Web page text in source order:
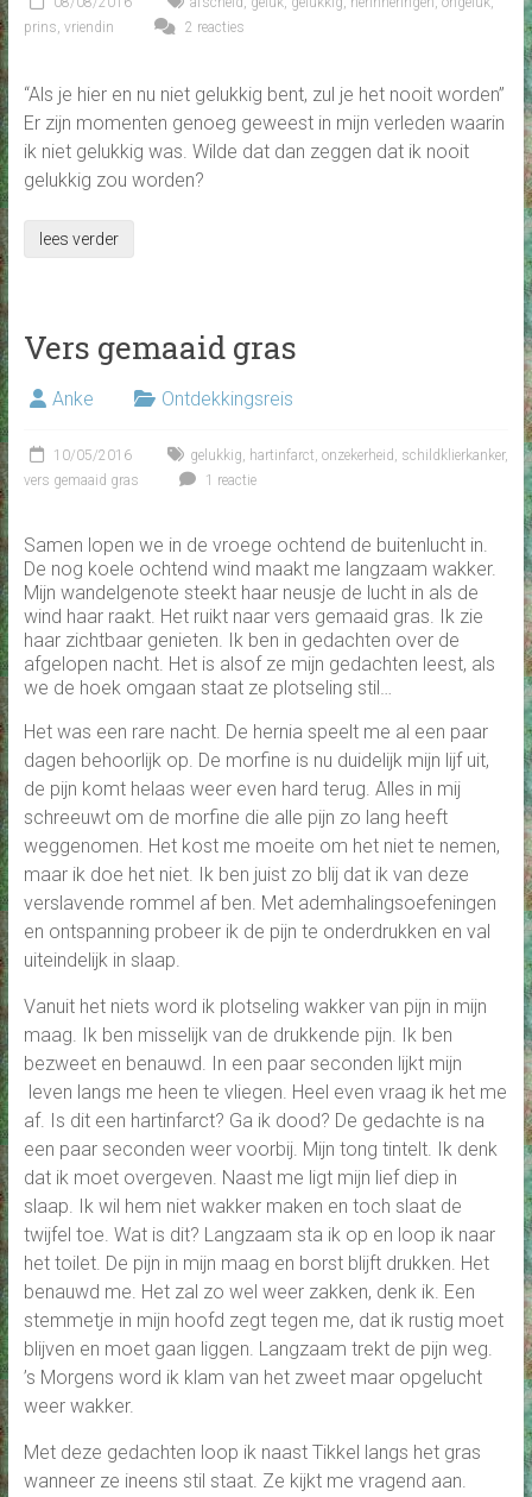
prins, vriendin 2 reacties
“Als je hier en nu niet gelukkig bent, zul je het nooit worden”
Er zijn momenten genoeg geweest in mijn verleden waarin
ik niet gelukkig was. Wilde dat dan zeggen dat ik nooit
gelukkig zou worden?
lees verder
Vers gemaaid gras
Anke Ontdekkingsreis
10/05/2016 gelukkig, hartinfarct, onzekerheid , schildklierkanker,
vers gemaaid gras
1 reactie
Samen lopen we in de vroege ochtend de buitenlucht in.
De nog koele ochtend wind maakt me langzaam wakker.
Mijn wandelgenote steekt haar neusje de lucht in als de
wind haar raakt. Het ruikt naar vers gemaaid gras. Ik zie
haar zichtbaar genieten. Ik ben in gedachten over de
afgelopen nacht. Het is alsof ze mijn gedachten leest, als
we de hoek omgaan staat ze plotseling stil…
Het was een rare nacht. De hernia speelt me al een paar
dagen behoorlijk op. De morfine is nu duidelijk mijn lijf uit,
de pijn komt helaas weer even hard terug. Alles in mij
schreeuwt om de morfine die alle pijn zo lang heeft
weggenomen. Het kost me moeite om het niet te nemen,
maar ik doe het niet. Ik ben juist zo blij dat ik van deze
verslavende rommel af ben. Met ademhalingsoefeningen
en ontspanning probeer ik de pijn te onderdrukken en val
uiteindelijk in slaap.
Vanuit het niets word ik plotseling wakker van pijn in mijn
maag. Ik ben misselijk van de drukkende pijn. Ik ben
bezweet en benauwd. In een paar seconden lijkt mijn
leven langs me heen te vliegen. Heel even vraag ik het me
af. Is dit een hartinfarct? Ga ik dood? De gedachte is na
een paar seconden weer voorbij. Mijn tong tintelt. Ik denk
dat ik moet overgeven. Naast me ligt mijn lief diep in
slaap. Ik wil hem niet wakker maken en toch slaat de
twijfel toe. Wat is dit? Langzaam sta ik op en loop ik naar
het toilet. De pijn in mijn maag en borst blijft drukken. Het
benauwd me. Het zal zo wel weer zakken, denk ik. Een
stemmetje in mijn hoofd zegt tegen me, dat ik rustig moet
blijven en moet gaan liggen. Langzaam trekt de pijn weg.
’s Morgens word ik klam van het zweet maar opgelucht
weer wakker.
Met deze gedachten loop ik naast Tikkel langs het gras
wanneer ze ineens stil staat. Ze kijkt me vragend aan.